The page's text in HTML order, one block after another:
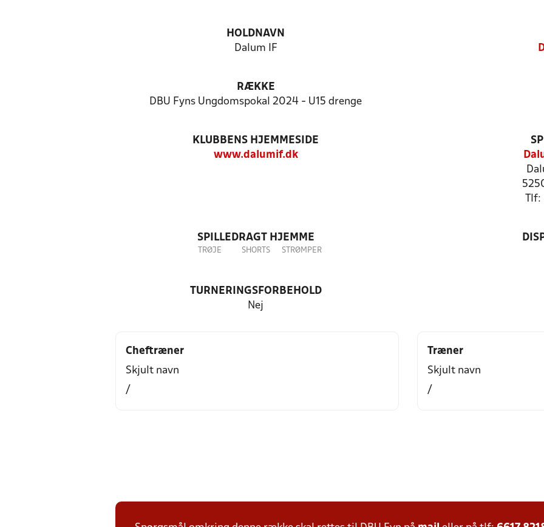
HOLDNAVN
Dalum IF
RÆKKE
DBU Fyns Ungdomspokal 2024 - U15 drenge
KLUBBENS HJEMMESIDE
www.dalumif.dk
SPILLEDRAGT HJEMME
TRØJE SHORTS STRØMPER
TURNERINGSFORBEHOLD
Nej
Cheftræner
Skjult navn
/
Træner
Skjult navn
/